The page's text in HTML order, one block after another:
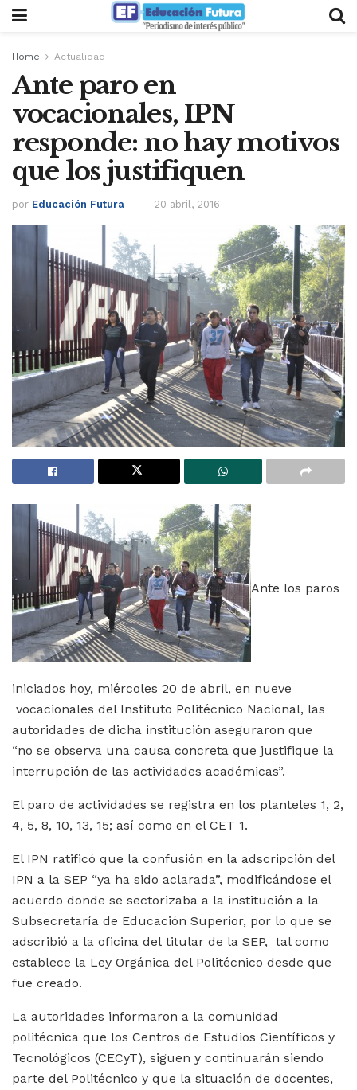
Home Actualidad
Ante paro en
vocacionales, IPN
responde: no hay motivos
que los justifiquen
por Educación Futura 20 abril, 2016
Ante los paros
iniciados hoy, miércoles 20 de abril, en nueve
vocacionales del Instituto Politécnico Nacional, las
autoridades de dicha institución aseguraron que
“no se observa una causa concreta que justifique la
interrupción de las actividades académicas”.
El paro de actividades se registra en los planteles 1, 2,
4, 5, 8, 10, 13, 15; así como en el CET 1.
El IPN ratificó que la confusión en la adscripción del
IPN a la SEP “ya ha sido aclarada”, modificándose el
acuerdo donde se sectorizaba a la institución a la
Subsecretaría de Educación Superior, por lo que se
adscribió a la oficina del titular de la SEP, tal como
establece la Ley Orgánica del Politécnico desde que
fue creado.
La autoridades informaron a la comunidad
politécnica que los Centros de Estudios Científicos y
Tecnológicos (CECyT), siguen y continuarán siendo
parte del Politécnico y que la situación de docentes,